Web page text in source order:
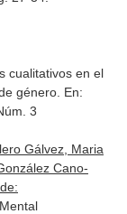
cualitativos en el
género. En:
3
Gálvez, Maria
Cano-